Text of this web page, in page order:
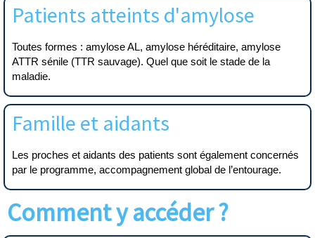
Patients atteints d'amylose
Toutes formes : amylose AL, amylose héréditaire, amylose
ATTR sénile (TTR sauvage). Quel que soit le stade de la
maladie.
Famille et aidants
Les proches et aidants des patients sont également concernés
par le programme, accompagnement global de l’entourage.
Comment y accéder ?